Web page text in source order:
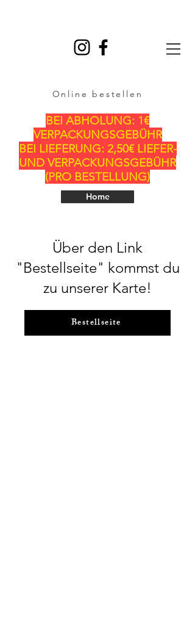
Online bestellen
BEI ABHOLUNG: 1€
VERPACKUNGSGEBÜHR
BEI LIEFERUNG: 2,50€ LIEFER-
UND VERPACKUNGSGEBÜHR
(PRO BESTELLUNG)
Home
Über den Link
"Bestellseite" kommst du
zu unserer Karte!
Bestellseite